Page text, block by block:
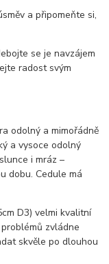
a připomeňte si,
se je navzájem
radost svým
odolný a mimořádně
a vysoce odolný
i mráz –
dobu. Cedule má
D3) velmi kvalitní
zvládne
skvěle po dlouhou